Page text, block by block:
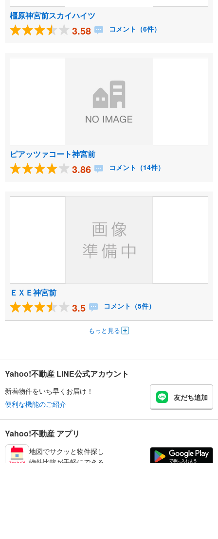
橿原神宮前スカイハイツ
3.58 コメント（6件）
ピアッツァコート神宮前
3.86 コメント（14件）
ＥＸＥ神宮前
3.5 コメント（5件）
もっと見る
Yahoo!不動産 LINE公式アカウント
新着物件をいち早くお届け！
便利な機能のご紹介
友だち追加
Yahoo!不動産 アプリ
地図でサクッと物件探し
物件比較が手軽にできる